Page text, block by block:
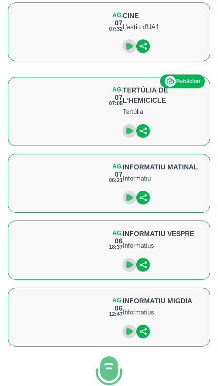
AG.
07
07:32
CINE
L'estiu d'UA1
Publicitat
AG.
07
07:05
TERTÚLIA DE
L'HEMICICLE
Tertúlia
AG.
07
06:21
INFORMATIU MATINAL
Informatiu
AG.
06
18:37
INFORMATIU VESPRE
Informatius
AG.
06
12:47
INFORMATIU MIGDIA
Informatius